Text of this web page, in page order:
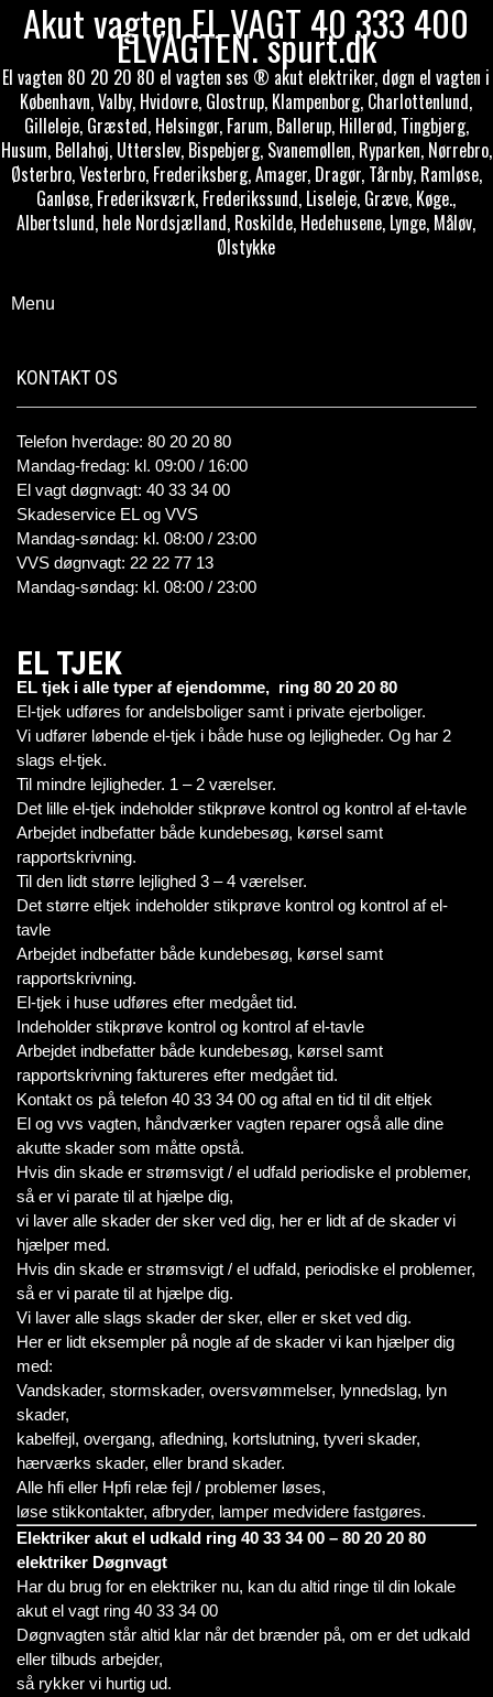
Akut vagten EL VAGT 40 333 400
ELVAGTEN. spurt.dk
El vagten 80 20 20 80 el vagten ses ® akut elektriker, døgn el vagten i
København, Valby, Hvidovre, Glostrup, Klampenborg, Charlottenlund,
Gilleleje, Græsted, Helsingør, Farum, Ballerup, Hillerød, Tingbjerg,
Husum, Bellahøj, Utterslev, Bispebjerg, Svanemøllen, Ryparken, Nørrebro,
Østerbro, Vesterbro, Frederiksberg, Amager, Dragør, Tårnby, Ramløse,
Ganløse, Frederiksværk, Frederikssund, Liseleje, Græve, Køge.,
Albertslund, hele Nordsjælland, Roskilde, Hedehusene, Lynge, Måløv,
Ølstykke
Menu
KONTAKT OS
Telefon hverdage: 80 20 20 80
Mandag-fredag: kl. 09:00 / 16:00
El vagt døgnvagt: 40 33 34 00
Skadeservice EL og VVS
Mandag-søndag: kl. 08:00 / 23:00
VVS døgnvagt: 22 22 77 13
Mandag-søndag: kl. 08:00 / 23:00
EL TJEK
EL tjek i alle typer af ejendomme, ring 80 20 20 80
El-tjek udføres for andelsboliger samt i private ejerboliger.
Vi udfører løbende el-tjek i både huse og lejligheder. Og har 2
slags el-tjek.
Til mindre lejligheder. 1 – 2 værelser.
Det lille el-tjek indeholder stikprøve kontrol og kontrol af el-tavle
Arbejdet indbefatter både kundebesøg, kørsel samt
rapportskrivning.
Til den lidt større lejlighed 3 – 4 værelser.
Det større eltjek indeholder stikprøve kontrol og kontrol af el-
tavle
Arbejdet indbefatter både kundebesøg, kørsel samt
rapportskrivning.
El-tjek i huse udføres efter medgået tid.
Indeholder stikprøve kontrol og kontrol af el-tavle
Arbejdet indbefatter både kundebesøg, kørsel samt
rapportskrivning faktureres efter medgået tid.
Kontakt os på telefon 40 33 34 00 og aftal en tid til dit eltjek
El og vvs vagten, håndværker vagten reparer også alle dine
akutte skader som måtte opstå.
Hvis din skade er strømsvigt / el udfald periodiske el problemer,
så er vi parate til at hjælpe dig,
vi laver alle skader der sker ved dig, her er lidt af de skader vi
hjælper med.
Hvis din skade er strømsvigt / el udfald, periodiske el problemer,
så er vi parate til at hjælpe dig.
Vi laver alle slags skader der sker, eller er sket ved dig.
Her er lidt eksempler på nogle af de skader vi kan hjælper dig
med:
Vandskader, stormskader, oversvømmelser, lynnedslag, lyn
skader,
kabelfejl, overgang, afledning, kortslutning, tyveri skader,
hærværks skader, eller brand skader.
Alle hfi eller Hpfi relæ fejl / problemer løses,
løse stikkontakter, afbryder, lamper medvidere fastgøres.
Elektriker akut el udkald ring 40 33 34 00 – 80 20 20 80
elektriker Døgnvagt
Har du brug for en elektriker nu, kan du altid ringe til din lokale
akut el vagt ring 40 33 34 00
Døgnvagten står altid klar når det brænder på, om er det udkald
eller tilbuds arbejder,
så rykker vi hurtig ud.